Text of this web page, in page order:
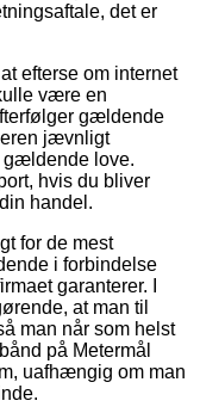
det er
efterse om internet
være en
gældende
jævnligt
gældende love.
hvis du bliver
handel.
for de mest
i forbindelse
garanterer. I
at man til
man når som helst
på Metermål
uafhængig om man